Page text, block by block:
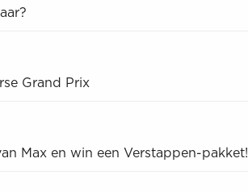
Grand Prix
Max en win een Verstappen-pakket!